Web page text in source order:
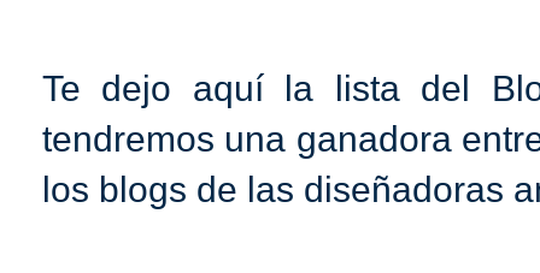
Te dejo aquí la lista del
tendremos una ganadora
los blogs de las diseñadoras